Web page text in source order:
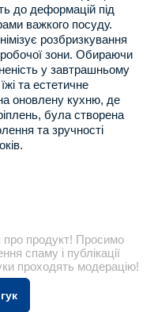
до деформацій під
важкого посуду.
розбризкування
зони. Обираючи
у завтрашньому
та естетичне
оновлену кухню, де
була створена
та зручності
про продукт! Просимо
спаму і публікації
проходять модерацію!